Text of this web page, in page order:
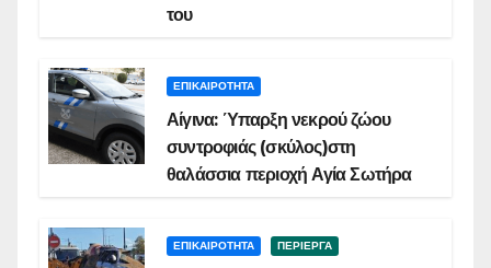
του
ΕΠΙΚΑΙΡΟΤΗΤΑ
Αίγινα: Ύπαρξη νεκρού ζώου
συντροφιάς (σκύλος)στη
θαλάσσια περιοχή Αγία Σωτήρα
ΕΠΙΚΑΙΡΟΤΗΤΑ ΠΕΡΙΕΡΓΑ